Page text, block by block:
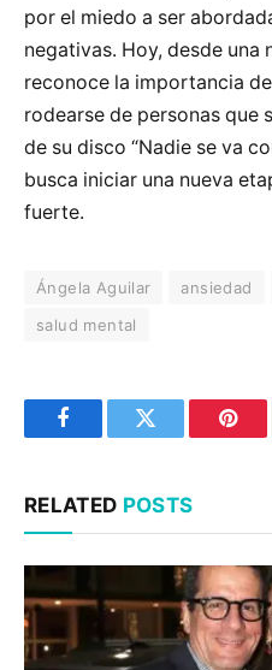
por el miedo a ser
negativas. Hoy, desde una
reconoce la importancia
rodearse de personas que
de su disco “Nadie se va
busca iniciar una nueva
fuerte.
Ángela Aguilar ansiedad
salud mental
FacebookTwitter
RELATED POSTS